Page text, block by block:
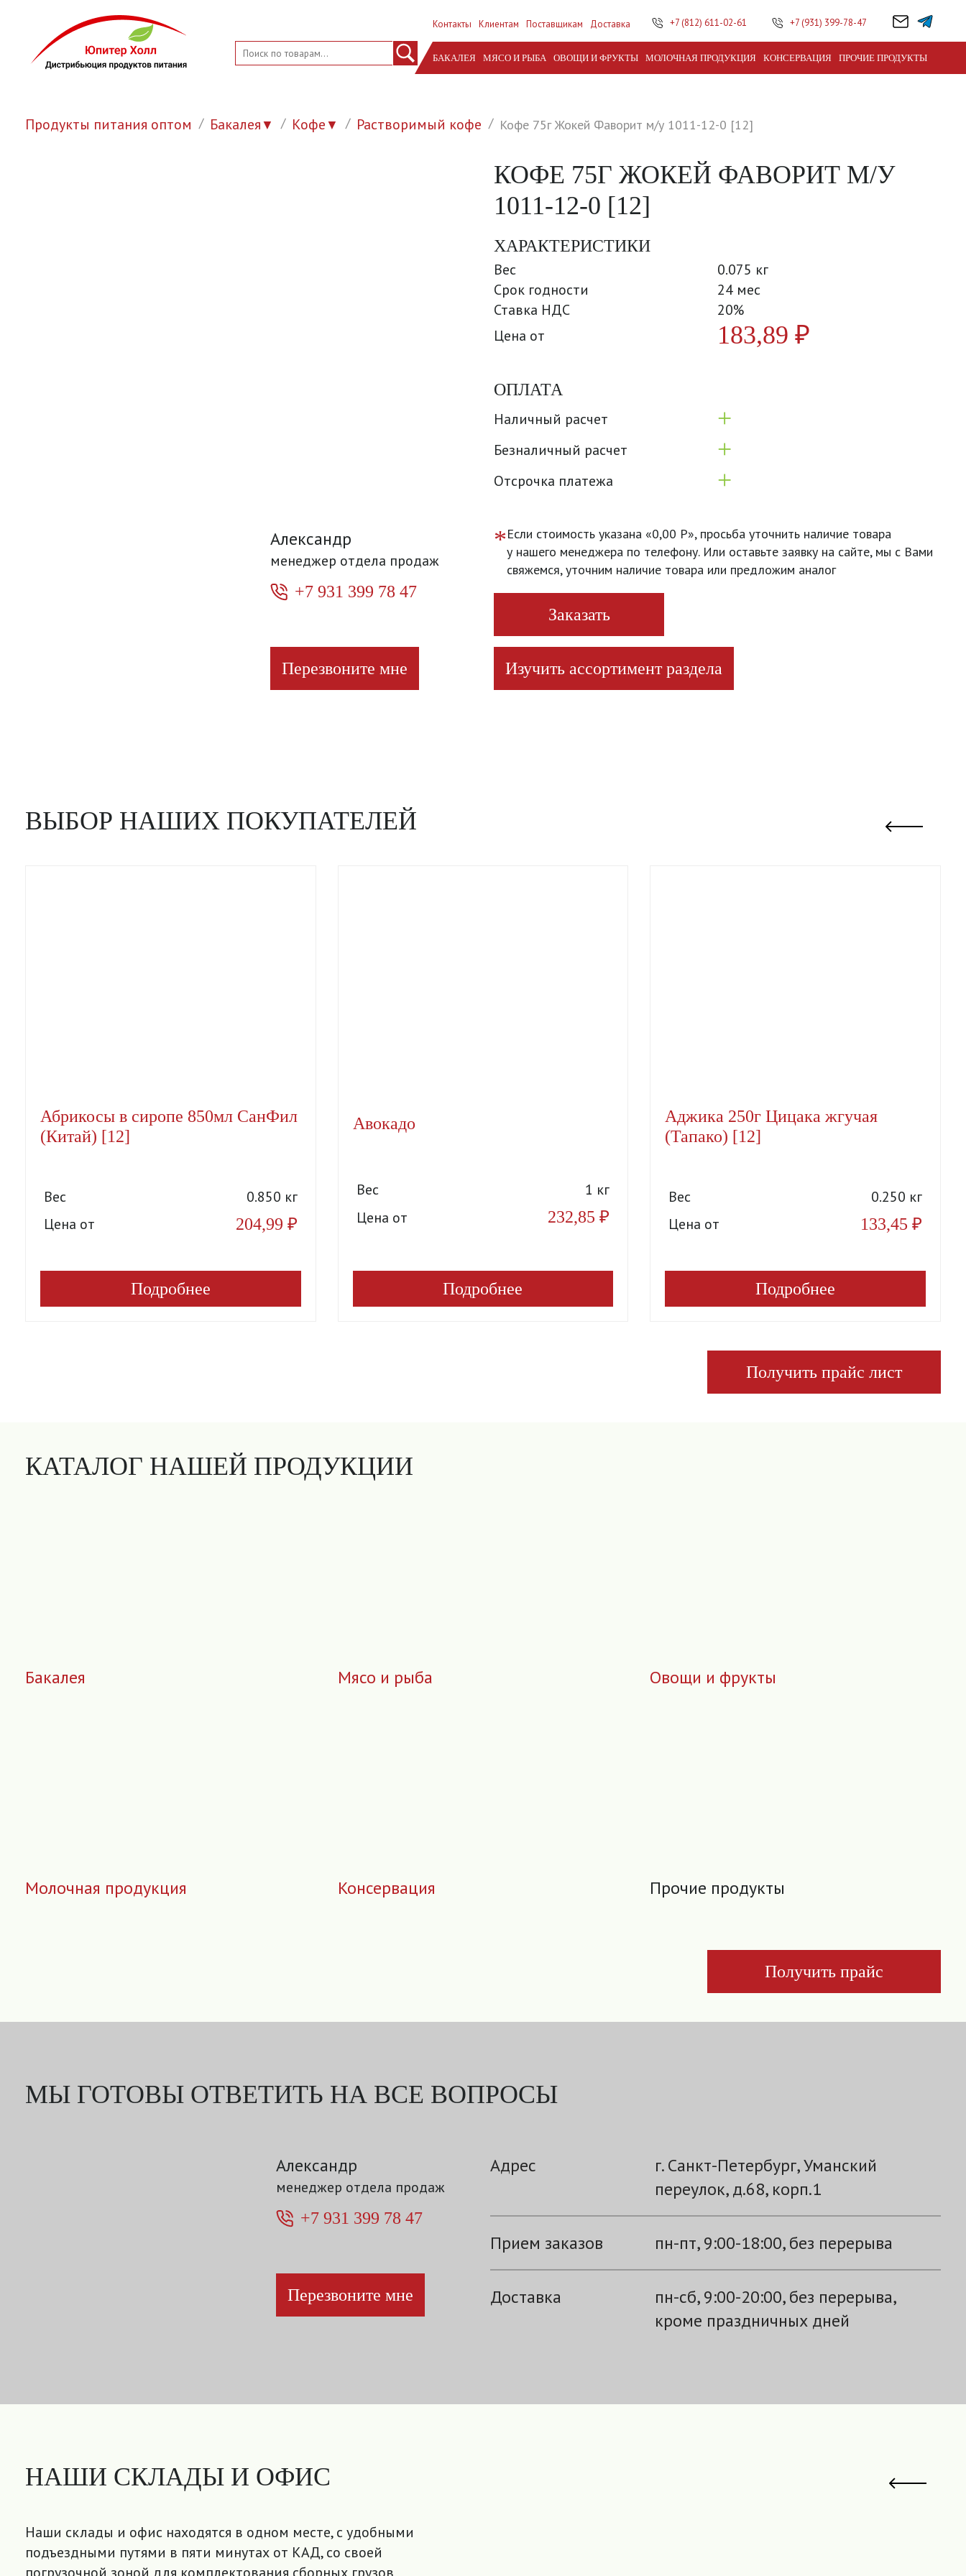
Контакты Клиентам Поставщикам Доставка +7 (812) 611-02-61 +7 (931) 399-78-47
БАКАЛЕЯ МЯСО И РЫБА ОВОЩИ И ФРУКТЫ МОЛОЧНАЯ ПРОДУКЦИЯ КОНСЕРВАЦИЯ ПРОЧИЕ ПРОДУКТЫ
Продукты питания оптом Бакалея▼ Кофе▼ Растворимый кофе Кофе 75г Жокей Фаворит м/у 1011-12-0 [12]
Александр
менеджер отдела продаж
+7 931 399 78 47
Перезвоните мне
КОФЕ 75Г ЖОКЕЙ ФАВОРИТ М/У
1011-12-0 [12]
ХАРАКТЕРИСТИКИ
Вес
0.075 кг
Срок годности
24 мес
Ставка НДС
20%
Цена от
183,89 ₽
ОПЛАТА
Наличный расчет
+
Безналичный расчет +
Отсрочка платежа +
*Если стоимость указана «0,00 Р», просьба уточнить наличие товара
у нашего менеджера по телефону. Или оставьте заявку на сайте, мы с Вами
свяжемся, уточним наличие товара или предложим аналог
Заказать
Изучить ассортимент раздела
ВЫБОР НАШИХ ПОКУПАТЕЛЕЙ
Абрикосы в сиропе 850мл СанФил
(Китай) [12]
Вес
0.850 кг
Цена от
204,99 ₽
Подробнее
Авокадо
Вес
1 кг
Цена от
232,85₽
Подробнее
Аджика 250г Цицака жгучая
(Тапако) [12]
Вес
0.250 кг
Цена от
133,45 ₽
Подробнее
Получить прайс лист
КАТАЛОГ НАШЕЙ ПРОДУКЦИИ
Бакалея Мясо и рыба Овощи и фрукты
Молочная продукция Консервация Прочие продукты
Получить прайс
МЫ ГОТОВЫ ОТВЕТИТЬ НА ВСЕ ВОПРОСЫ
Александр
менеджер отдела продаж
+7 931 399 78 47
Перезвоните мне
Адрес
г. Санкт-Петербург, Уманский
переулок, д.68, корп.1
Прием заказов пн-пт, 9:00-18:00, без перерыва
Доставка
пн-сб, 9:00-20:00, без перерыва,
кроме праздничных дней
НАШИ СКЛАДЫ И ОФИС
Наши склады и офис находятся в одном месте, с удобными
подъездными путями в пяти минутах от КАД, со своей